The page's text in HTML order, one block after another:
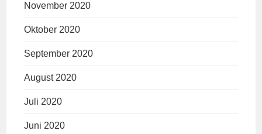
November 2020
Oktober 2020
September 2020
August 2020
Juli 2020
Juni 2020